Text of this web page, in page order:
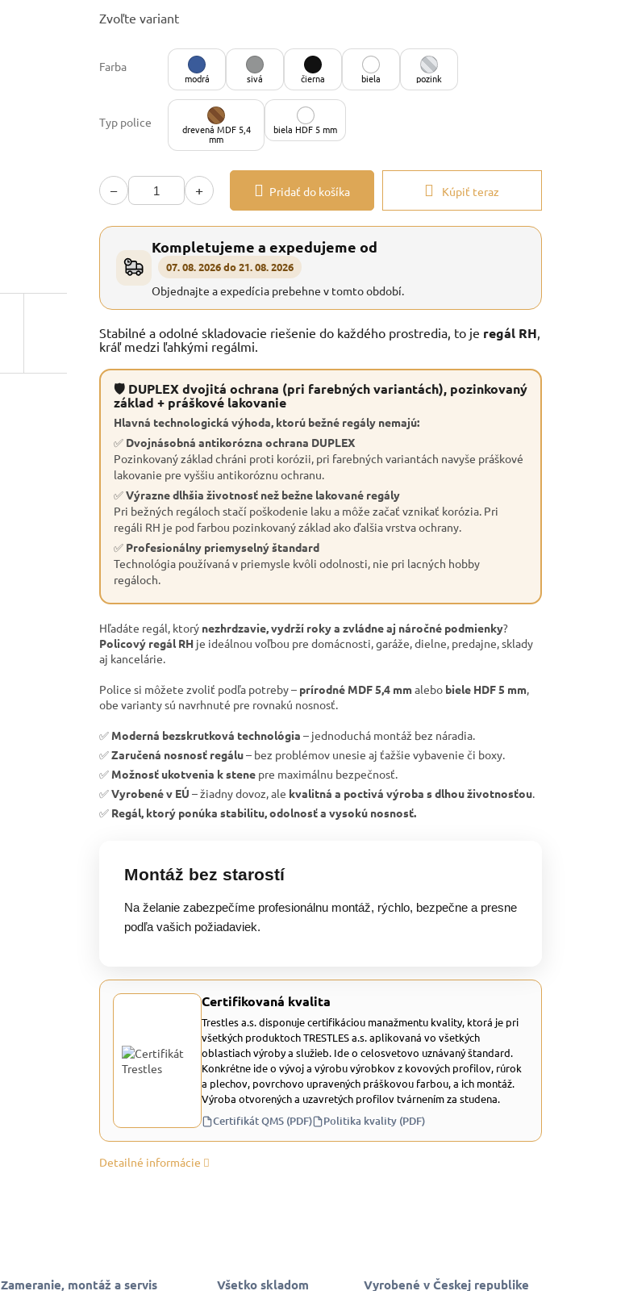
cena:
Zvoľte variant
Farba
modrá sivá čierna biela pozink
Typ police drevená MDF 5,4
mm
biela HDF 5 mm
− + Pridať do košíka Kúpiť teraz
Kompletujeme a expedujeme od
07. 08. 2026 do 21. 08. 2026
Objednajte a expedícia prebehne v tomto období.
Stabilné a odolné skladovacie riešenie do každého prostredia, to je regál RH,
kráľ medzi ľahkými regálmi.
🛡 DUPLEX dvojitá ochrana (pri farebných variantách), pozinkovaný
základ + práškové lakovanie
Hlavná technologická výhoda, ktorú bežné regály nemajú:
✅ Dvojnásobná antikorózna ochrana DUPLEX
Pozinkovaný základ chráni proti korózii, pri farebných variantách navyše práškové
lakovanie pre vyššiu antikoróznu ochranu.
✅Výrazne dlhšia životnosť než bežne lakované regály
Pri bežných regáloch stačí poškodenie laku a môže začať vznikať korózia. Pri
regáli RH je pod farbou pozinkovaný základ ako ďalšia vrstva ochrany.
✅ Profesionálny priemyselný štandard
Technológia používaná v priemysle kvôli odolnosti, nie pri lacných hobby
regáloch.
Hľadáte regál, ktorý nezhrdzavie, vydrží roky a zvládne aj náročné podmienky?
Policový regál RH je ideálnou voľbou pre domácnosti, garáže, dielne, predajne, sklady
aj kancelárie.
Police si môžete zvoliť podľa potreby – prírodné MDF 5,4 mmalebo biele HDF 5 mm,
obe varianty sú navrhnuté pre rovnakú nosnosť.
✅ Moderná bezskrutková technológia – jednoduchá montáž bez náradia.
✅Zaručená nosnosť regálu– bez problémov unesie aj ťažšie vybavenie či boxy.
✅ Možnosť ukotvenia k stene pre maximálnu bezpečnosť.
✅Vyrobené v EÚ – žiadny dovoz, ale kvalitná a poctivá výroba s dlhou životnosťou.
✅ Regál, ktorý ponúka stabilitu, odolnosť a vysokú nosnosť.
Montáž bez starostí
Na želanie zabezpečíme profesionálnu montáž, rýchlo, bezpečne a presne
podľa vašich požiadaviek.
Certifikovaná kvalita
Trestles a.s. disponuje certifikáciou manažmentu kvality, ktorá je pri
všetkých produktoch TRESTLES a.s. aplikovaná vo všetkých
oblastiach výroby a služieb. Ide o celosvetovo uznávaný štandard.
Konkrétne ide o vývoj a výrobu výrobkov z kovových profilov, rúrok
a plechov, povrchovo upravených práškovou farbou, a ich montáž.
Výroba otvorených a uzavretých profilov tvárnením za studena.
Certifikát QMS (PDF) Politika kvality (PDF)
Detailné informácie
Zameranie, montáž a servis Všetko skladom Vyrobené v Českej republike